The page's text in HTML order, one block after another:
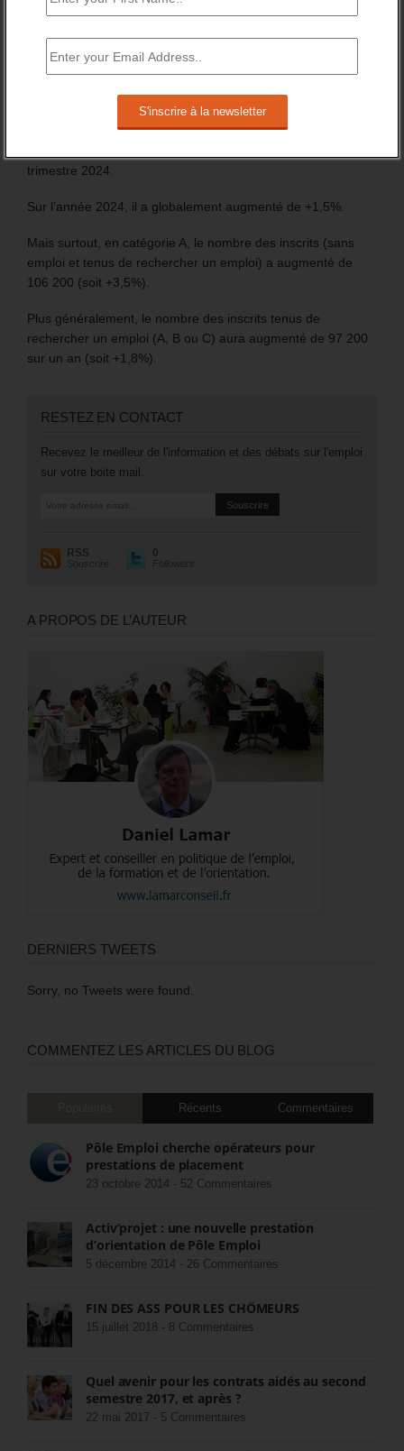
Les chiffres de 2024 du nombre d’inscrit à France travail
marquent la fin de la période précédant le lancement des
procédures d’inscription automatique, des jeunes
bénéficiaires d’une prestation (Pacea et CEJ) et des
nouveaux allocataires du RSA.
En France entière, le nombre de demandeurs d’emploi,
trimestre 2024.
Sur l’année 2024, il a globalement augmenté de +1,5%.
Mais surtout, en catégorie A, le nombre des inscrits (sans
emploi et tenus de rechercher un emploi) a augmenté de
106 200 (soit +3,5%).
Plus généralement, le nombre des inscrits tenus de
rechercher un emploi (A, B ou C) aura augmenté de 97 200
sur un an (soit +1,8%).
RESTEZ EN CONTACT
Recevez le meilleur de l'information et des débats sur l'emploi
sur votre boite mail.
RSS
Souscrire
0
Followers
A PROPOS DE L’AUTEUR
DERNIERS TWEETS
Sorry, no Tweets were found.
COMMENTEZ LES ARTICLES DU BLOG
Récents Commentaires
Pôle Emploi cherche opérateurs pour
prestations de placement
23 octobre 2014 - 52 Commentaires
Activ’projet : une nouvelle prestation
d’orientation de Pôle Emploi
5 décembre 2014 - 26 Commentaires
FIN DES ASS POUR LES CHÔMEURS
15 juillet 2018 - 8 Commentaires
Quel avenir pour les contrats aidés au second
semestre 2017, et après ?
22 mai 2017 - 5 Commentaires